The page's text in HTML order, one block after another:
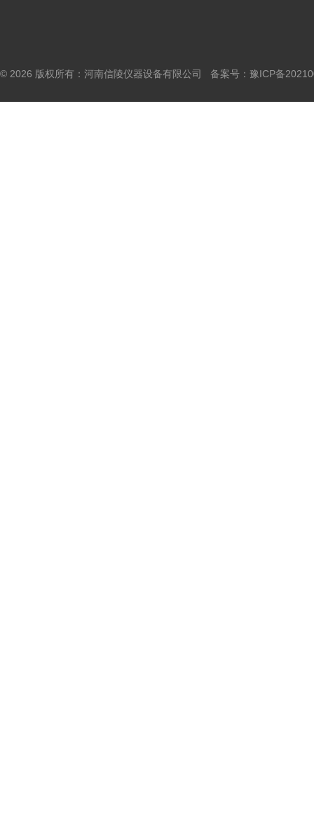
© 2026 版权所有：河南信陵仪器设备有限公司 备案号： 豫ICP备